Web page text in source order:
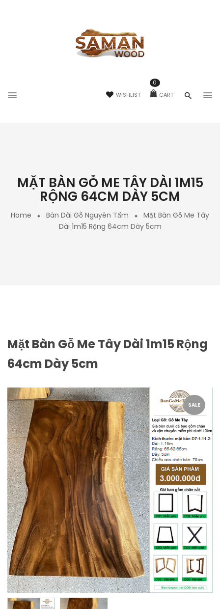
WISHLIST CART
0
MẶT BÀN GỖ ME TÂY DÀI 1M15
RỘNG 64CM DÀY 5CM
Home Bàn Dài Gỗ Nguyên Tấm
Mặt Bàn Gỗ Me Tây
Dài 1m15 Rộng 64cm Dày 5cm
Mặt Bàn Gỗ Me Tây Dài 1m15 Rộng
64cm Dày 5cm
SALE